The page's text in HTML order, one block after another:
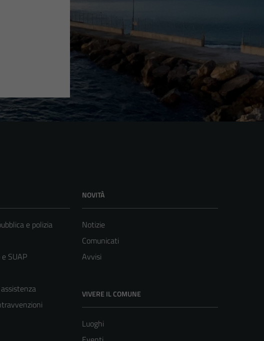
e polizia
SUAP
NOVITÀ
Notizie
Comunicati
Avvisi
VIVERE IL COMUNE
Luoghi